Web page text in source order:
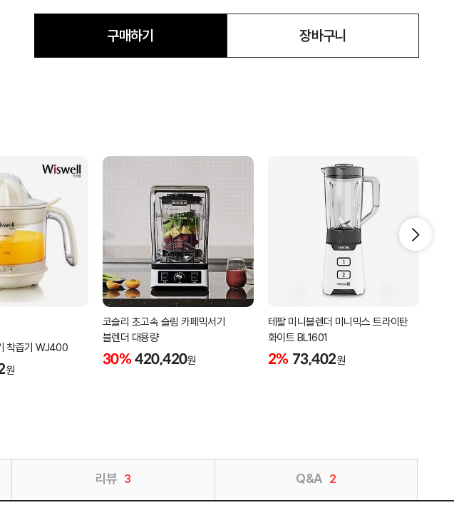
구매하기 장바구니
착즙기 WJ400
원
코슬리 초고속 슬림 카페믹서기
블렌더 대용량
30% 420,420원
테팔 미니블렌더 미니믹스 트라이탄
화이트 BL1601
2% 73,402원
리뷰 3 Q&A 2